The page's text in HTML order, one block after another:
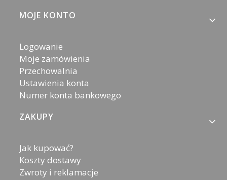
MOJE KONTO
Logowanie
Moje zamówienia
Przechowalnia
Ustawienia konta
Numer konta bankowego
ZAKUPY
Jak kupować?
Koszty dostawy
Zwroty i reklamacje